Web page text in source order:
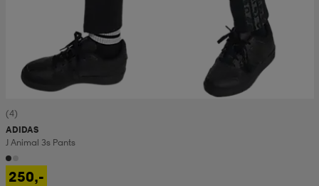
(4)
ADIDAS
J Animal 3s Pants
250,-